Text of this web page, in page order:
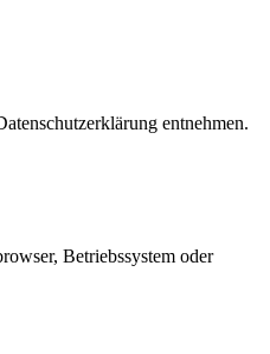
entnehmen.
Betriebssystem oder